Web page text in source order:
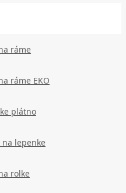
ráme
ráme EKO
plátno
na lepenke
rolke